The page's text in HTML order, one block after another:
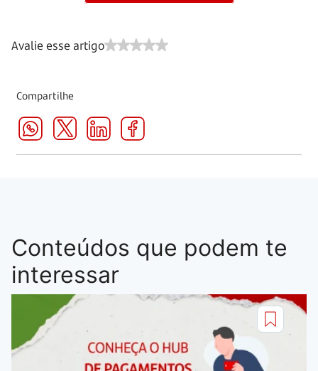
Avalie esse artigo
Compartilhe
Conteúdos que podem te
interessar